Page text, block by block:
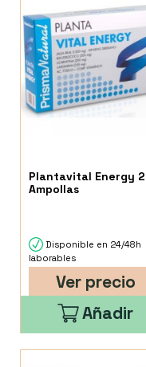
Plantavital Energy
Ampollas
Disponible en 24/48h
laborables
Ver precio
Añadir